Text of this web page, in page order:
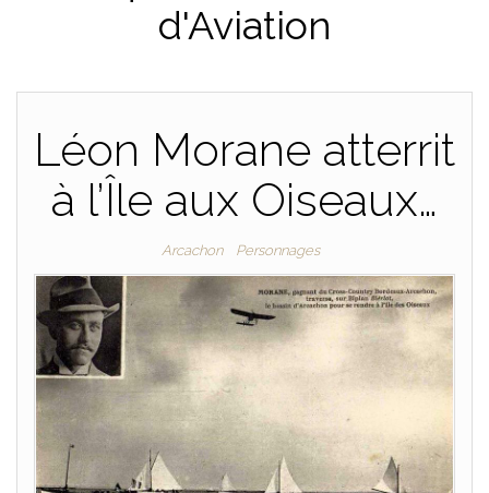
d'Aviation
Léon Morane atterrit
à l’Île aux Oiseaux…
Arcachon Personnages